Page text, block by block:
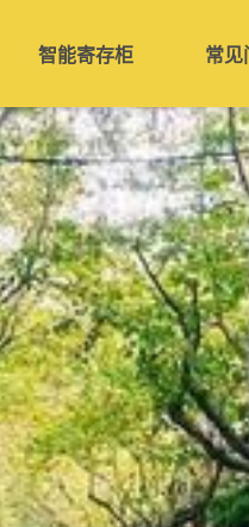
智能寄存柜 常见